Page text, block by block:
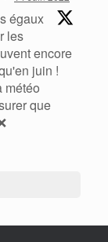
égaux
les
encore
juin !
météo
que